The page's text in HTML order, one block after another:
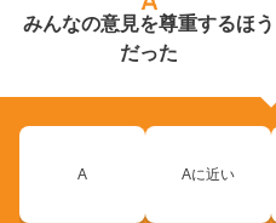
みんなの意見を尊重するほう
だった
A Aに近い